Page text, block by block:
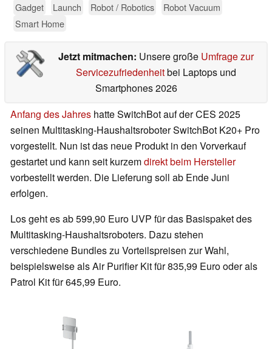
Gadget Launch Robot / Robotics
Robot Vacuum
Smart Home
Jetzt mitmachen: Unsere große Umfrage zur
Servicezufriedenheitbei Laptops und
Smartphones 2026
Anfang des Jahres hatte SwitchBot auf der CES 2025
seinen Multitasking-Haushaltsroboter SwitchBot K20+ Pro
vorgestellt. Nun ist das neue Produkt in den Vorverkauf
gestartet und kann seit kurzemdirekt beim Hersteller
vorbestellt werden. Die Lieferung soll ab Ende Juni
erfolgen.
Los geht es ab 599,90 Euro UVP für das Basispaket des
Multitasking-Haushaltsroboters. Dazu stehen
verschiedene Bundles zu Vorteilspreisen zur Wahl,
beispielsweise als Air Purifier Kit für 835,99 Euro oder als
Patrol Kit für 645,99 Euro.